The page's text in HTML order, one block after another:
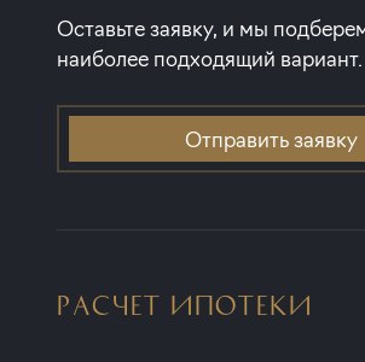
Оставьте заявку, и мы
наиболее подходящий вариант.
Отправить заявку
РАСЧЕТ ИПОТЕКИ